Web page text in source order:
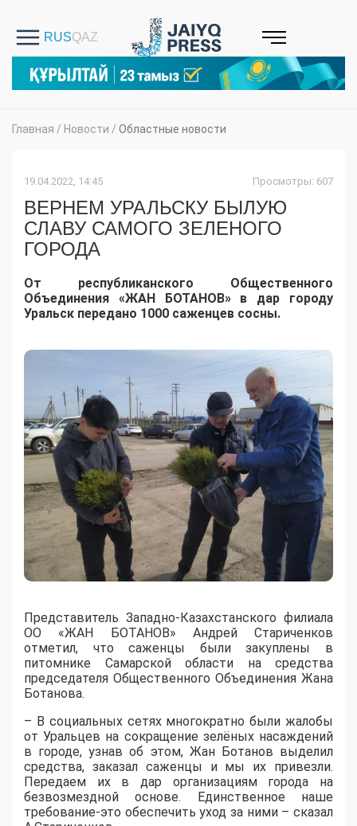
Главная / Новости / Областные новости
19.04.2022, 14:45 Просмотры: 607
ВЕРНЕМ УРАЛЬСКУ БЫЛУЮ
СЛАВУ САМОГО ЗЕЛЕНОГО
ГОРОДА
От республиканского Общественного
Объединения «ЖАН БОТАНОВ» в дар городу
Уральск передано 1000 саженцев сосны.
Представитель Западно-Казахстанского филиала
ОО «ЖАН БОТАНОВ» Андрей Стариченков
отметил, что саженцы были закуплены в
питомнике Самарской области на средства
председателя Общественного Объединения Жана
Ботанова.
– В социальных сетях многократно были жалобы
от Уральцев на сокращение зелёных насаждений
в городе, узнав об этом, Жан Ботанов выделил
средства, заказал саженцы и мы их привезли.
Передаем их в дар организациям города на
безвозмездной основе. Единственное наше
требование-это обеспечить уход за ними – сказал